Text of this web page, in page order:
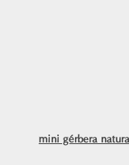
mini gérbera